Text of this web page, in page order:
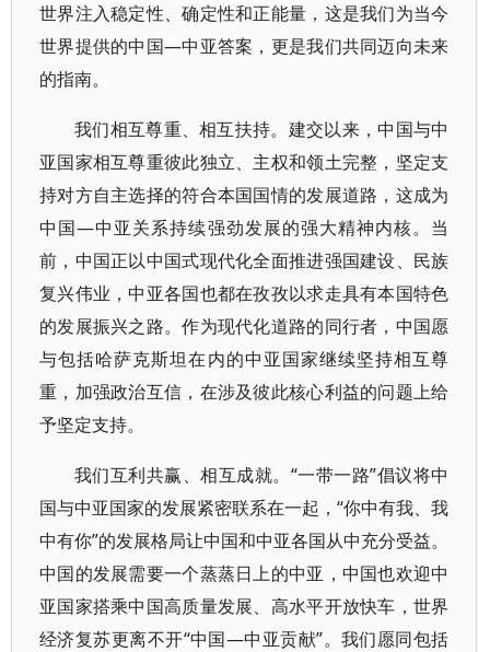
世界注入稳定性、确定性和正能量，这是我们为当今
世界提供的中国—中亚答案，更是我们共同迈向未来
的指南。
我们相互尊重、相互扶持。建交以来，中国与中
亚国家相互尊重彼此独立、主权和领土完整，坚定支
持对方自主选择的符合本国国情的发展道路，这成为
中国—中亚关系持续强劲发展的强大精神内核。当
前，中国正以中国式现代化全面推进强国建设、民族
复兴伟业，中亚各国也都在孜孜以求走具有本国特色
的发展振兴之路。作为现代化道路的同行者，中国愿
与包括哈萨克斯坦在内的中亚国家继续坚持相互尊
重，加强政治互信，在涉及彼此核心利益的问题上给
予坚定支持。
我们互利共赢、相互成就。“一带一路”倡议将中
国与中亚国家的发展紧密联系在一起，“你中有我、我
中有你”的发展格局让中国和中亚各国从中充分受益。
中国的发展需要一个蒸蒸日上的中亚，中国也欢迎中
亚国家搭乘中国高质量发展、高水平开放快车，世界
经济复苏更离不开“中国—中亚贡献”。我们愿同包括